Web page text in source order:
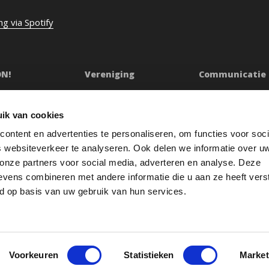
van cookies
en advertenties te personaliseren, om functies voor
websiteverkeer te analyseren. Ook delen we informatie over
partners voor social media, adverteren en analyse. Deze
combineren met andere informatie die u aan ze heeft
op basis van uw gebruik van hun services.
Voorkeuren Statistieken
via Spotify
Vereniging
Bestuur
Jaarverslag
Redactiestatuut
Openbare registers
Communicatie
Persberichten &
Oeps